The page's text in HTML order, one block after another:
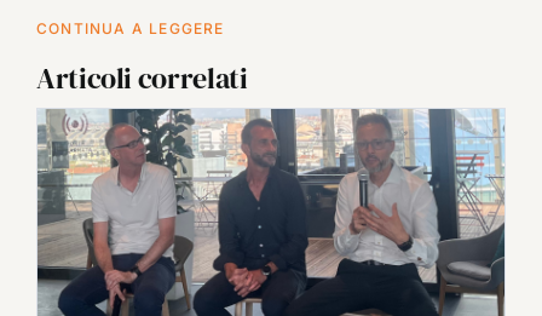
CONTINUA A LEGGERE
Articoli correlati